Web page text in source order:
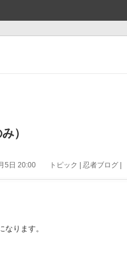
）
トピック | 忍者ブログ |
5日 20:00
ります。